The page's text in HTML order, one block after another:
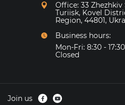
Office: 33 Zhezhkiv
Turiisk, Kovel
Region, 44801,
Business hours:
Mon-Fri: 8:30 -
Closed
Join us